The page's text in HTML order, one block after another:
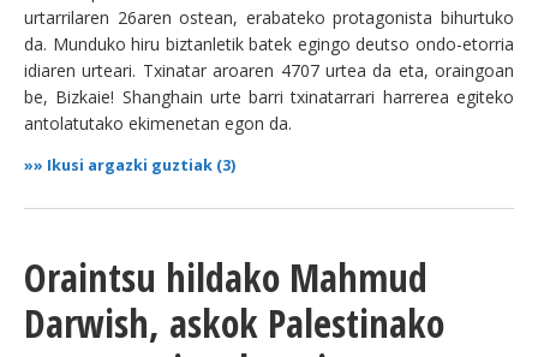
BEREZIAK
ARGAZKIAK
urtarrilaren 26aren ostean, erabateko protagonista bihurtuko
da. Munduko hiru biztanletik batek egingo deutso ondo-etorria
idiaren urteari. Txinatar aroaren 4707 urtea da eta, oraingoan
be, Bizkaie! Shanghain urte barri txinatarrari harrerea egiteko
antolatutako ekimenetan egon da.
»» Ikusi argazki guztiak (3)
Oraintsu hildako Mahmud
Darwish, askok Palestinako